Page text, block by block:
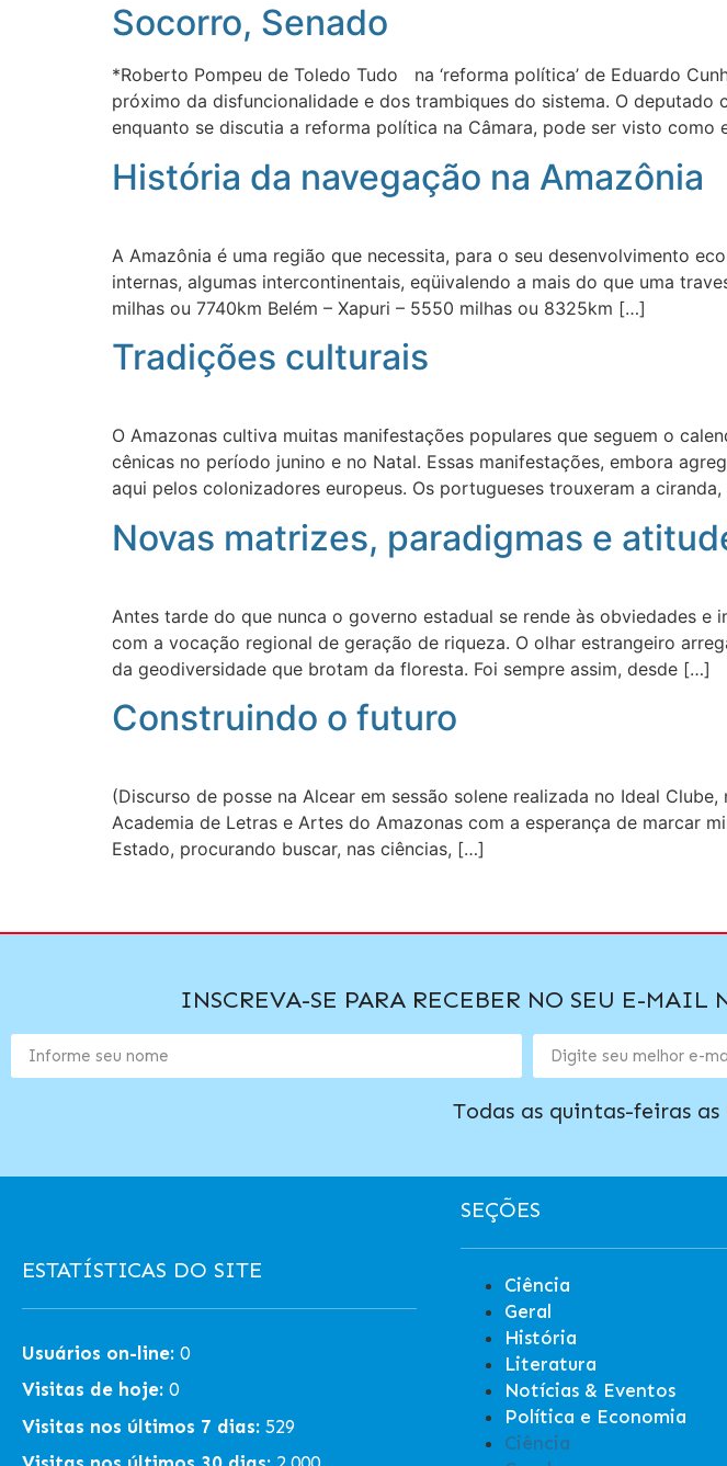
Socorro, Senado
*Roberto Pompeu de Toledo Tudo na ‘reforma política’ de Eduardo
próximo da disfuncionalidade e dos trambiques do sistema. O
enquanto se discutia a reforma política na Câmara, pode ser visto como
História da navegação na Amazônia
A Amazônia é uma região que necessita, para o seu desenvolvimento
internas, algumas intercontinentais, eqüivalendo a mais do que uma
milhas ou 7740km Belém – Xapuri – 5550 milhas ou 8325km […]
Tradições culturais
O Amazonas cultiva muitas manifestações populares que seguem o
cênicas no período junino e no Natal. Essas manifestações, embora
aqui pelos colonizadores europeus. Os portugueses trouxeram a
Novas matrizes, paradigmas e
Antes tarde do que nunca o governo estadual se rende às obviedades
com a vocação regional de geração de riqueza. O olhar estrangeiro
da geodiversidade que brotam da floresta. Foi sempre assim, desde […]
Construindo o futuro
(Discurso de posse na Alcear em sessão solene realizada no Ideal
Academia de Letras e Artes do Amazonas com a esperança de marcar
Estado, procurando buscar, nas ciências, […]
INSCREVA-SE PARA RECEBER NO SEU E-MAIL
Todas as quintas-feiras
ESTATÍSTICAS DO SITE
Usuários on-line: 0
Visitas de hoje: 0
Visitas nos últimos 7 dias: 529
SEÇÕES
Ciência
Geral
História
Literatura
Notícias & Eventos
Política e Economia
Ciência